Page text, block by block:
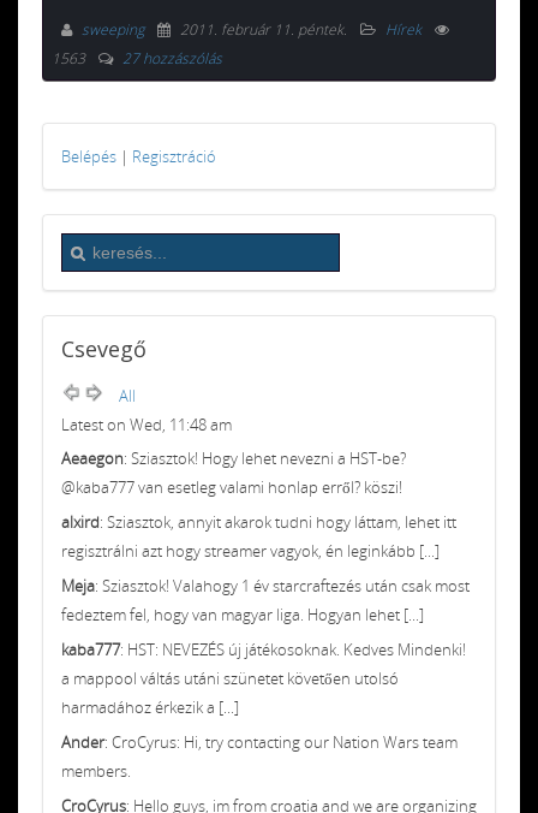
sweeping 2011. február 11. péntek.
Hírek
1563
27 hozzászólás
Belépés | Regisztráció
Csevegő
All
Latest on Wed, 11:48 am
Aeaegon: Sziasztok! Hogy lehet nevezni a HST-be?
@kaba777 van esetleg valami honlap erről? köszi!
alxird: Sziasztok, annyit akarok tudni hogy láttam, lehet itt
regisztrálni azt hogy streamer vagyok, én leginkább [...]
Meja: Sziasztok! Valahogy 1 év starcraftezés után csak most
fedeztem fel, hogy van magyar liga. Hogyan lehet [...]
kaba777: HST: NEVEZÉS új játékosoknak. Kedves Mindenki!
a mappool váltás utáni szünetet követően utolsó
harmadához érkezik a [...]
Ander: CroCyrus: Hi, try contacting our Nation Wars team
members.
CroCyrus: Hello guys, im from croatia and we are organizing